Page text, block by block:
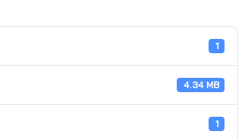
1
4.34 MB
1